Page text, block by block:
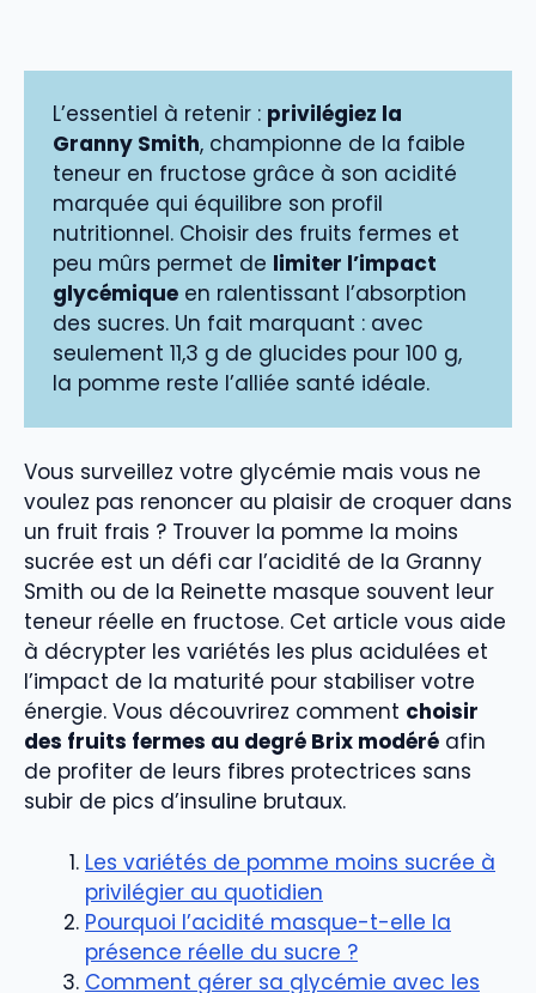
L’essentiel à retenir : privilégiez la
Granny Smith, championne de la faible
teneur en fructose grâce à son acidité
marquée qui équilibre son profil
nutritionnel. Choisir des fruits fermes et
peu mûrs permet de limiter l’impact
glycémique en ralentissant l’absorption
des sucres. Un fait marquant : avec
seulement 11,3 g de glucides pour 100 g,
la pomme reste l’alliée santé idéale.
Vous surveillez votre glycémie mais vous ne
voulez pas renoncer au plaisir de croquer dans
un fruit frais ? Trouver la pomme la moins
sucrée est un défi car l’acidité de la Granny
Smith ou de la Reinette masque souvent leur
teneur réelle en fructose. Cet article vous aide
à décrypter les variétés les plus acidulées et
l’impact de la maturité pour stabiliser votre
énergie. Vous découvrirez comment choisir
des fruits fermes au degré Brix modéré afin
de profiter de leurs fibres protectrices sans
subir de pics d’insuline brutaux.
Les variétés de pomme moins sucrée à
privilégier au quotidien
Pourquoi l’acidité masque-t-elle la
présence réelle du sucre ?
Comment gérer sa glycémie avec les